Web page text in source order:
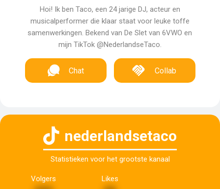
Hoi! Ik ben Taco, een 24 jarige DJ, acteur en
musicalperformer die klaar staat voor leuke toffe
samenwerkingen. Bekend van De Slet van 6VWO en
mijn TikTok @NederlandseTaco.
Chat Collab
nederlandsetaco
Statistieken voor het grootste kanaal
Volgers Likes